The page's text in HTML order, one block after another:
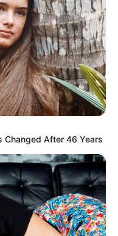
Changed After 46 Years